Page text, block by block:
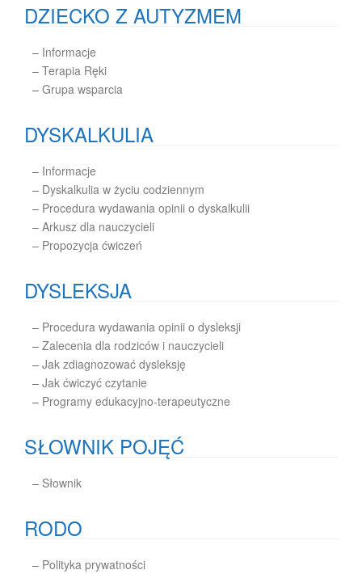
DZIECKO Z AUTYZMEM
– Informacje
– Terapia Ręki
– Grupa wsparcia
DYSKALKULIA
– Informacje
– Dyskalkulia w życiu codziennym
– Procedura wydawania opinii o dyskalkulii
– Arkusz dla nauczycieli
– Propozycja ćwiczeń
DYSLEKSJA
– Procedura wydawania opinii o dysleksji
– Zalecenia dla rodziców i nauczycieli
– Jak zdiagnozować dysleksję
– Jak ćwiczyć czytanie
– Programy edukacyjno-terapeutyczne
SŁOWNIK POJĘĆ
– Słownik
RODO
– Polityka prywatności